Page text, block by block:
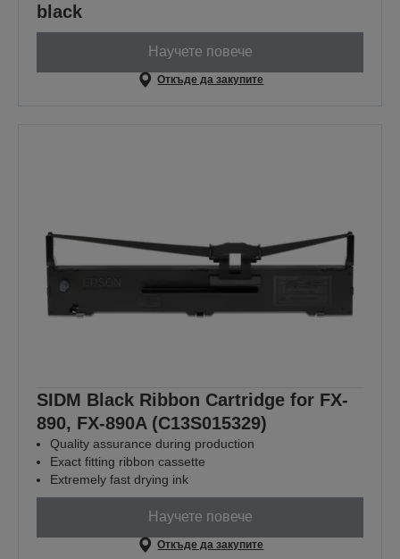
black
Научете повече
Откъде да закупите
SIDM Black Ribbon Cartridge for FX-
890, FX-890A (C13S015329)
Quality assurance during production
Exact fitting ribbon cassette
Extremely fast drying ink
Научете повече
Откъде да закупите